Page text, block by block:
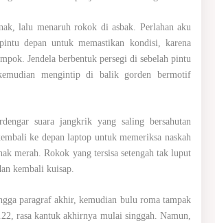
lalu menaruh rokok di asbak. Perlahan aku
depan untuk memastikan kondisi, karena
Jendela berbentuk persegi di sebelah pintu
mengintip di balik gorden bermotif
suara jangkrik yang saling bersahutan
ke depan laptop untuk memeriksa naskah
merah. Rokok yang tersisa setengah tak luput
kembali kuisap.
paragraf akhir, kemudian bulu roma tampak
rasa kantuk akhirnya mulai singgah. Namun,